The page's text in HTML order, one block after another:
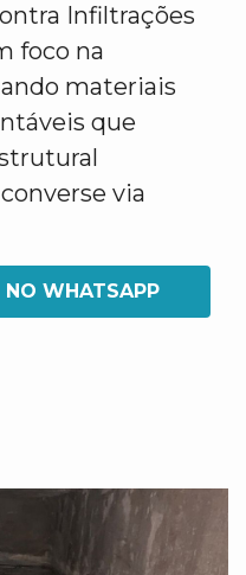
Infiltrações
foco na
materiais
que
via
NO WHATSAPP